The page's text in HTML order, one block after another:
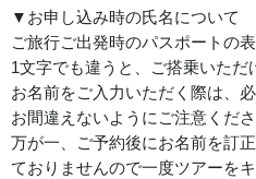
▼お申し込み時の氏名について
ご旅行ご出発時のパスポートの
1文字でも違うと、ご搭乗いただ
お名前をご入力いただく際は、
お間違えないようにご注意くださ
万が一、ご予約後にお名前を訂
ておりませんので一度ツアーを